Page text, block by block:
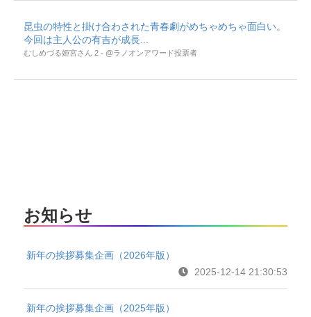
昆虫の特性と掛け合わされた青春劇がめちゃめちゃ面白い。
今回は主人公の有吉が成長...
むしめづる姫宮さん 2 - @ラノオンアワード投票者
お知らせ
新年の挨拶募集企画（2026年版）
2025-12-14 21:30:53
新年の挨拶募集企画（2025年版）